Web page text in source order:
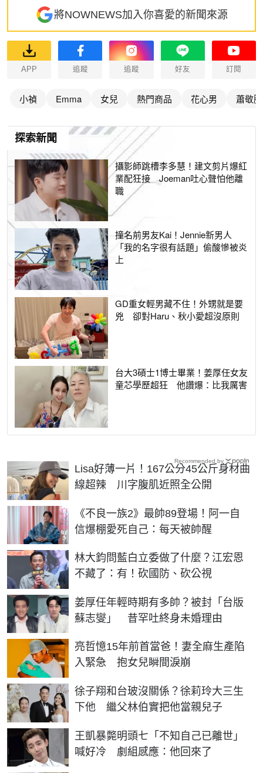
將NOWNEWS加入你喜愛的新聞來源
APP 追蹤 追蹤 好友 訂閱
小禎 Emma 女兒 熱門商品 花心男 蕭敬騰
探索新聞
攝影師跳槽李多慧！建文剪片爆紅
業配狂接 Joeman吐心聲怕他離
職
撞名前男友Kai！Jennie新男人
「我的名字很有話題」偷酸慘被炎
上
GD重女輕男藏不住！外甥就是要
兇 卻對Haru、秋小愛超沒原則
台大3碩士1博士畢業！姜厚任女友
童芯學歷超狂 他讚爆：比我厲害
Lisa好薄一片！167公分45公斤身材曲
線超辣 川字腹肌近照全公開
《不良一族2》最帥89登場！阿一自
信爆棚愛死自己：每天被帥醒
林大鈞問藍白立委做了什麼？江宏恩
不藏了：有！砍國防、砍公視
姜厚任年輕時期有多帥？被封「台版
蘇志燮」 昔罕吐終身未婚理由
亮哲憶15年前首當爸！妻全麻生產陷
入緊急 抱女兒瞬間淚崩
徐子翔和台玻沒關係？徐莉玲大三生
下他 繼父林伯實把他當親兒子
王凱暴斃明頭七「不知自己已離世」
喊好冷 劇組感應：他回來了
Recommended by